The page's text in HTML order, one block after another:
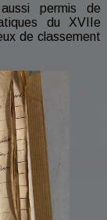
permis de
du XVIIe
de classement